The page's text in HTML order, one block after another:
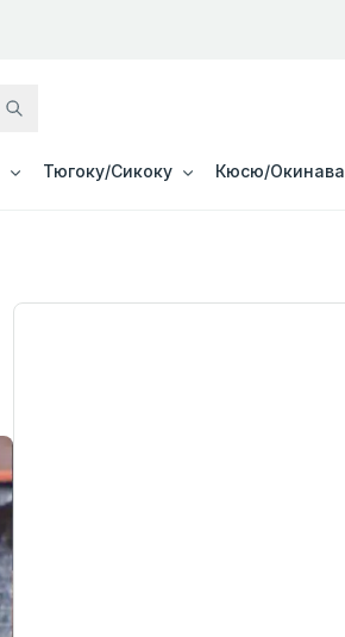
Тюгоку/Сикоку Кюсю/Окинава